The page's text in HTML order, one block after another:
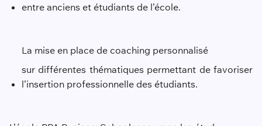
entre anciens et étudiants de l’école.
La mise en place de coaching personnalisé
sur différentes thématiques permettant de favoriser
l’insertion professionnelle des étudiants.